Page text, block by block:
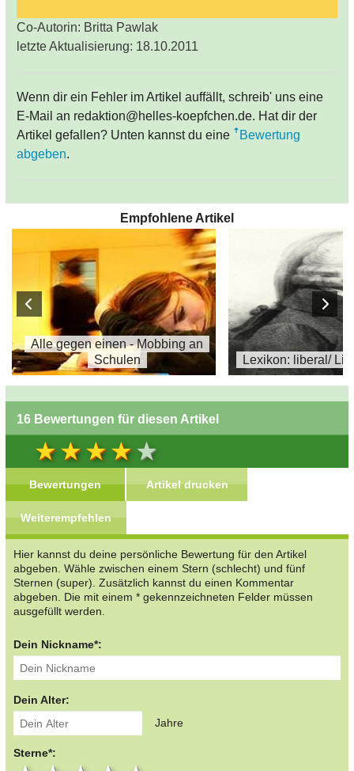
Co-Autorin: Britta Pawlak
letzte Aktualisierung: 18.10.2011
Wenn dir ein Fehler im Artikel auffällt, schreib' uns eine
E-Mail an redaktion@helles-koepfchen.de. Hat dir der
Artikel gefallen? Unten kannst du eine
Bewertung
abgeben.
Empfohlene Artikel
Alle gegen einen - Mobbing an
Schulen
Lexikon: liberal/
16 Bewertungen für diesen Artikel
Bewertungen Artikel drucken
Weiterempfehlen
Hier kannst du deine persönliche Bewertung für den Artikel
abgeben. Wähle zwischen einem Stern (schlecht) und fünf
Sternen (super). Zusätzlich kannst du einen Kommentar
abgeben. Die mit einem * gekennzeichneten Felder müssen
ausgefüllt werden.
Dein Nickname*:
Dein Alter:
Jahre
Sterne*: